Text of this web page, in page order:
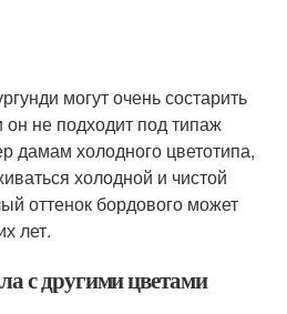
могут очень состарить
не подходит под типаж
дамам холодного цветотипа,
холодной и чистой
оттенок бордового может
лет.
с другими цветами